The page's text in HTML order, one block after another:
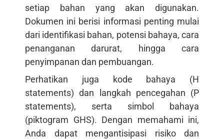
setiap bahan yang akan digunakan.
Dokumen ini berisi informasi penting mulai
dari identifikasi bahan, potensi bahaya, cara
penanganan darurat, hingga cara
penyimpanan dan pembuangan.
Perhatikan juga kode bahaya (H
statements) dan langkah pencegahan (P
statements), serta simbol bahaya
(piktogram GHS). Dengan memahami ini,
Anda dapat mengantisipasi risiko dan